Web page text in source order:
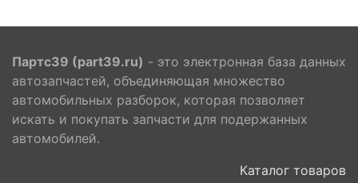
Партс39 (part39.ru) - это электронная база данных
автозапчастей, объединяющая множество
автомобильных разборок, которая позволяет
искать и покупать запчасти для подержанных
автомобилей.
Каталог товаров